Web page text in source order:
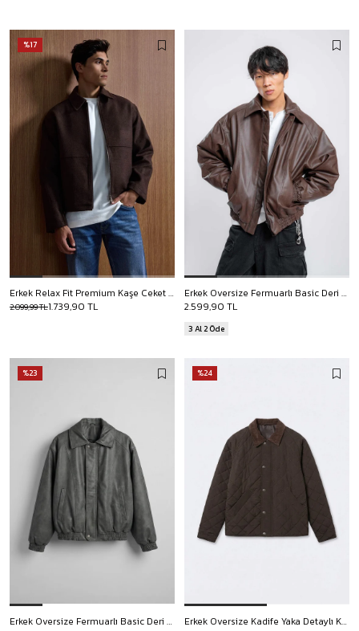
%17
Erkek Relax Fit Premium Kaşe Ceket Kaban Kahverengi
1.739,90 TL
2.099,99 TL
Erkek Oversize Fermuarlı Basic Deri Mont Kahverengi
2.599,90 TL
3 Al 2 Öde
%23
Erkek Oversize Fermuarlı Basic Deri Mont Gri
%24
Erkek Oversize Kadife Yaka Detaylı Kapitone Ceket Kahverengi